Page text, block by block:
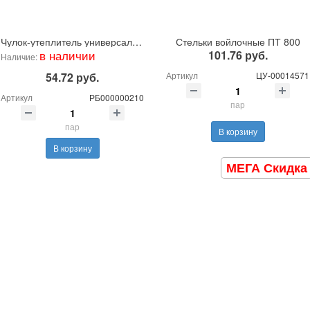
Чулок-утеплитель универсальный
Наличие: в наличии
54.72 руб.
Артикул РБ000000210
пар
В корзину
Стельки войлочные ПТ 800
101.76 руб.
Артикул ЦУ-00014571
пар
В корзину
МЕГА Скидка